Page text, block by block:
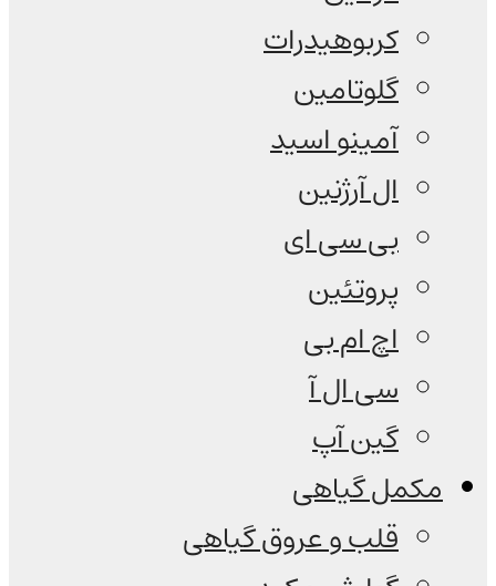
کربوهیدرات
گلوتامین
آمینو اسید
ال آرژنین
بی سی ای
پروتئین
اچ ام بی
سی ال آ
گین آپ
مکمل گیاهی
قلب و عروق گیاهی